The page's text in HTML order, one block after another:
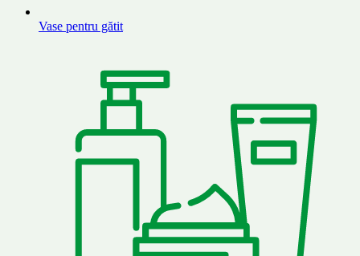
Vase pentru gătit